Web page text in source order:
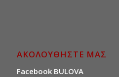
ΑΚΟΛΟΥΘΗΣΤΕ ΜΑΣ
Facebook BULOVA